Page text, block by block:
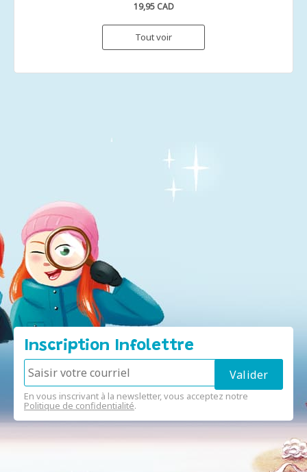
19,95 CAD
Tout voir
Inscription Infolettre
En vous inscrivant à la newsletter, vous acceptez notre
Politique de confidentialité.